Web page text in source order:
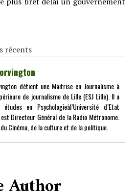
récents
détient une Maitrise en Journalisme à
de journalisme de Lille (ESJ Lille). Il a
en Psychologieàl’Université d’Etat
Directeur Général de la Radio Métronome.
Cinéma, de la culture et de la politique.
Author